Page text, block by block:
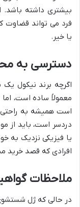
بیشتری داشته
فرد می تواند قضاوت
یا خیر.
دسترسی به
اگرچه برند نیکول
معمولاً ساده است،
است همیشه به راحتی
دردسر است، باید از
یا فیزیکی نزدیک به
افرادی که قصد خرید
ملاحظات
در حالی که ژل